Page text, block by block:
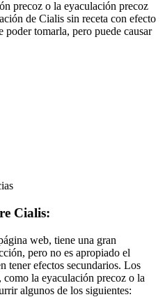
precoz o la eyaculación precoz
de Cialis sin receta con efecto
poder tomarla, pero puede causar
Cialis:
web, tiene una gran
pero no es apropiado el
tener efectos secundarios. Los
la eyaculación precoz o la
algunos de los siguientes: